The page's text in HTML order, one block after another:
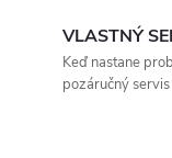
VLASTNÝ
Keď nastane
pozáručný